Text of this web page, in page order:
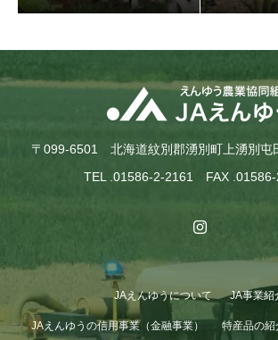
〒099-6501 北海道紋別郡湧別町上湧別屯
TEL .01586-2-2161 FAX .01586-
JAえんゆうについて JA事業紹
JAえんゆうの信用事業（金融事業） 特産品の紹